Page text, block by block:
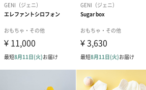
スキンケアグッズを同梱してお届けします。